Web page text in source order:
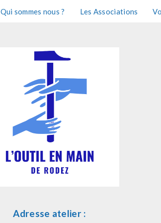
Qui sommes nous ? Les Associations
Adresse atelier :